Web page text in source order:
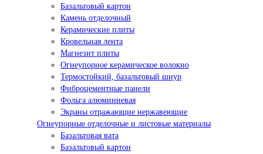
Базальтовый картон
Камень отделочный
Керамические плиты
Кровельная лента
Магнезит плиты
Огнеупорное керамическое волокно
Термостойкий, базальтовый шнур
Фиброцементные панели
Фольга алюминиевая
Экраны отражающие нержавеющие
Огнеупорные отделочные и листовые материалы
Базальтовая вата
Базальтовый картон